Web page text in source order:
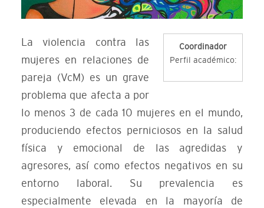
Coordinador
Perfil académico:
La violencia contra las
mujeres en relaciones de
pareja (VcM) es un grave
problema que afecta a por
lo menos 3 de cada 10 mujeres en el mundo,
produciendo efectos perniciosos en la salud
física y emocional de las agredidas y
agresores, así como efectos negativos en su
entorno laboral. Su prevalencia es
especialmente elevada en la mayoría de